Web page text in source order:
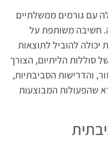
עם גורמים ממשלתיים
חשיבה משותפת על
יכולה להוביל לתוצאות
סוללות הליתיום, הצורך
והדרישות הסביבתיות,
שהפעולות המבוצעות